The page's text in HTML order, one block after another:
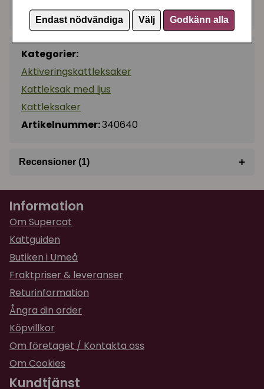
Endast nödvändiga Välj Godkänn alla
Ej tillgänglig
Kategorier:
Aktiveringskattleksaker
Kattleksak med ljus
Kattleksaker
Artikelnummer:340640
Recensioner (1) +
Mirva
för 11 månader sedan
★★★★★
Information
Om Supercat
Kattguiden
Butiken i Umeå
Fraktpriser & leveranser
Returinformation
Ångra din order
Köpvillkor
Om företaget / Kontakta oss
Om Cookies
Kundtjänst